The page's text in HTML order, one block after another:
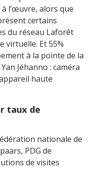
l’œuvre, alors que
certains
du réseau Laforêt
virtuelle. Et 55%
à la pointe de la
Jéhanno : caméra
haute
taux de
nationale de
PDG de
de visites